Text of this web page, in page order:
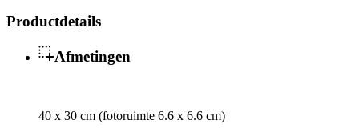
Productdetails
Afmetingen
40 x 30 cm (fotoruimte 6.6 x 6.6 cm)